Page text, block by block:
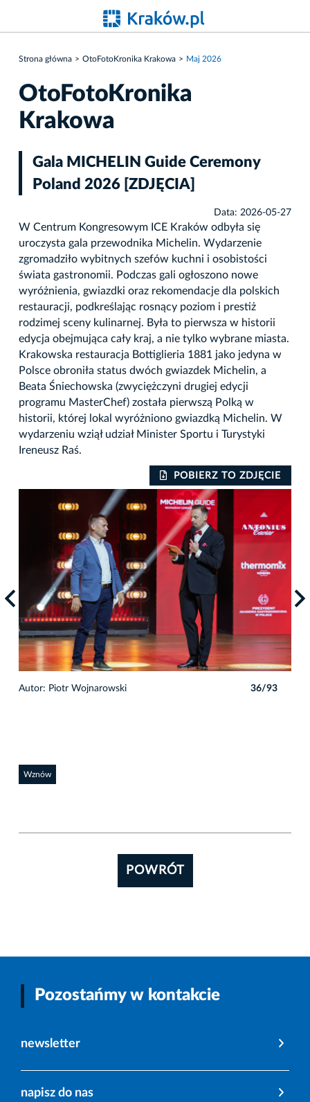
Strona główna OtoFotoKronika Krakowa Maj 2026
OtoFotoKronika
Krakowa
Gala MICHELIN Guide Ceremony
Poland 2026 [ZDJĘCIA]
Data: 2026-05-27
W Centrum Kongresowym ICE Kraków odbyła się
uroczysta gala przewodnika Michelin. Wydarzenie
zgromadziło wybitnych szefów kuchni i osobistości
świata gastronomii. Podczas gali ogłoszono nowe
wyróżnienia, gwiazdki oraz rekomendacje dla polskich
restauracji, podkreślając rosnący poziom i prestiż
rodzimej sceny kulinarnej. Była to pierwsza w historii
edycja obejmująca cały kraj, a nie tylko wybrane miasta.
Krakowska restauracja Bottiglieria 1881 jako jedyna w
Polsce obroniła status dwóch gwiazdek Michelin, a
Beata Śniechowska (zwyciężczyni drugiej edycji
programu MasterChef) została pierwszą Polką w
historii, której lokal wyróżniono gwiazdką Michelin. W
wydarzeniu wziął udział Minister Sportu i Turystyki
Ireneusz Raś.
POBIERZ TO ZDJĘCIE
Autor: Piotr Wojnarowski 36/93
Wznów
POWRÓT
Pozostańmy w kontakcie
newsletter
napisz do nas